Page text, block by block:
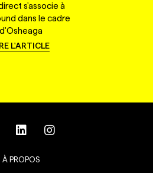
s'associe à
dans le cadre
d'Osheaga
L'ARTICLE
À PROPOS